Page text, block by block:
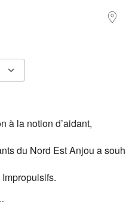
à la notion d’aidant,
du Nord Est Anjou a